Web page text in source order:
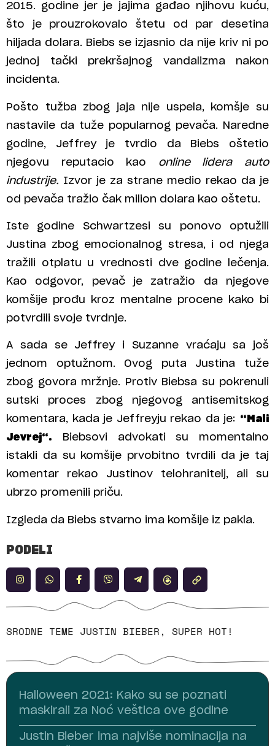
2015. godine jer je jajima gađao njihovu kuću,
što je prouzrokovalo štetu od par desetina
hiljada dolara. Biebs se izjasnio da nije kriv ni po
jednoj tački prekršajnog vandalizma nakon
incidenta.
Pošto tužba zbog jaja nije uspela, komšje su
nastavile da tuže popularnog pevača. Naredne
godine, Jeffrey je tvrdio da Biebs oštetio
njegovu reputacio kao online lidera auto
industrije. Izvor je za strane medio rekao da je
od pevača tražio čak milion dolara kao oštetu.
Iste godine Schwartzesi su ponovo optužili
Justina zbog emocionalnog stresa, i od njega
tražili otplatu u vrednosti dve godine lečenja.
Kao odgovor, pevač je zatražio da njegove
komšije prođu kroz mentalne procene kako bi
potvrdili svoje tvrdnje.
A sada se Jeffrey i Suzanne vraćaju sa još
jednom optužnom. Ovog puta Justina tuže
zbog govora mržnje. Protiv Biebsa su pokrenuli
sutski proces zbog njegovog antisemitskog
komentara, kada je Jeffreyju rekao da je: “Mali
Jevrej“. Biebsovi advokati su momentalno
istakli da su komšije prvobitno tvrdili da je taj
komentar rekao Justinov telohranitelj, ali su
ubrzo promenili priču.
Izgleda da Biebs stvarno ima komšije iz pakla.
PODELI
SRODNE TEME JUSTIN BIEBER, SUPER HOT!
Halloween 2021: Kako su se poznati
maskirali za Noć veštica ove godine
Justin Bieber ima najviše nominacija na